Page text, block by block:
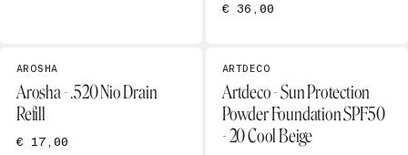
€ 36,00
AROSHA
Arosha - .520 Nio Drain
Refill
€ 17,00
ARTDECO
Artdeco - Sun Protection
Powder Foundation SPF50
- 20 Cool Beige